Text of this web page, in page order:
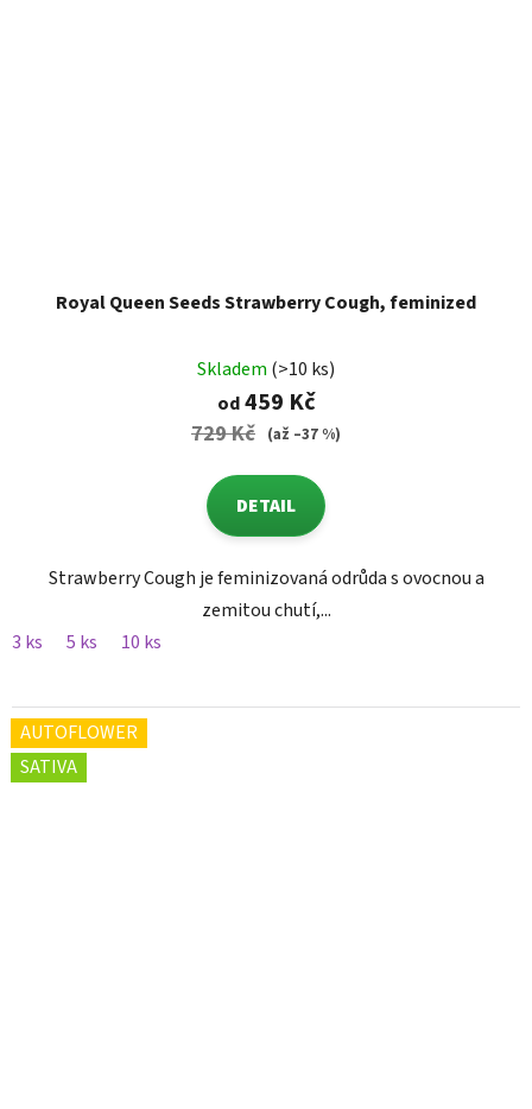
Royal Queen Seeds Strawberry Cough, feminized
Skladem (>10 ks)
od459 Kč
729 Kč (až –37 %)
DETAIL
Strawberry Cough je feminizovaná odrůda s ovocnou a
zemitou chutí,...
3 ks
5 ks 10 ks
AUTOFLOWER
SATIVA